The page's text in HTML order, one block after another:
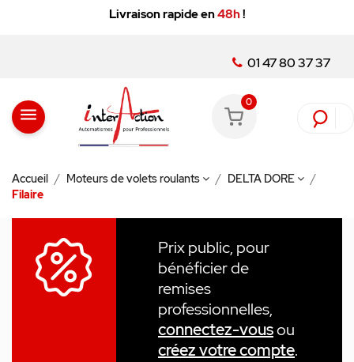
Livraison rapide en48h!
01 47 80 37 37
menu
0
Accueil Moteurs de volets roulants
DELTA DORE
Filaire
Prix public, pour
bénéficier de
remises
professionnelles,
connectez-vousou
créez votre compte.